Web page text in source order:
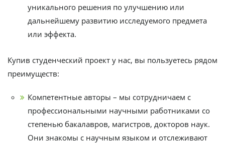
уникального решения по улучшению или
дальнейшему развитию исследуемого предмета
или эффекта.
Купив студенческий проект у нас, вы пользуетесь рядом
преимуществ:
Компетентные авторы – мы сотрудничаем с
профессиональными научными работниками со
степенью бакалавров, магистров, докторов наук.
Они знакомы с научным языком и отслеживают